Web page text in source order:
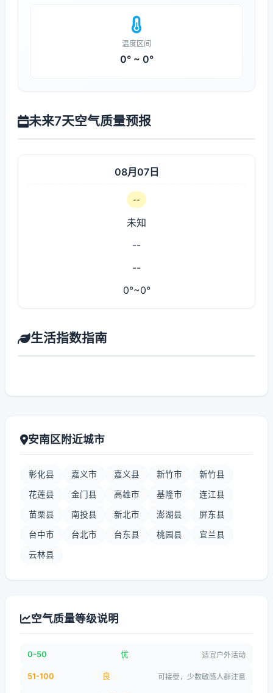
温度区间
0° ~ 0°
未来7天空气质量预报
08月07日
--
未知
--
--
0°~0°
生活指数指南
安南区附近城市
彰化县 嘉义市 嘉义县 新竹市 新竹县
花莲县 金门县 高雄市 基隆市 连江县
苗栗县 南投县 新北市 澎湖县 屏东县
台中市 台北市 台东县 桃园县 宜兰县
云林县
空气质量等级说明
0-50 优 适宜户外活动
51-100 良 可接受，少数敏感人群注意